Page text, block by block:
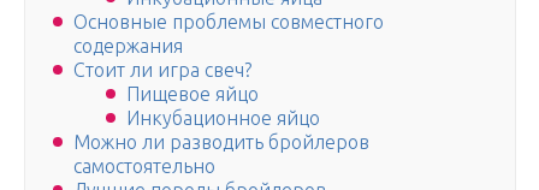
Основные проблемы совместного
содержания
Стоит ли игра свеч?
Пищевое яйцо
Инкубационное яйцо
Можно ли разводить бройлеров
самостоятельно